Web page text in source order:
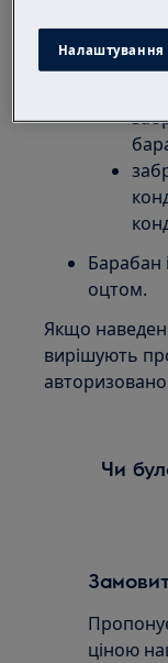
Барабан
оцтом.
Якщо
вирішують
Чи
ціною
Налаштування